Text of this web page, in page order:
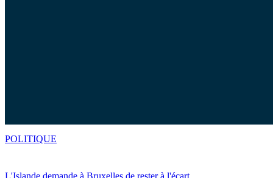
L'Islande demande à Bruxelles de rester à l'écart
POLITIQUE